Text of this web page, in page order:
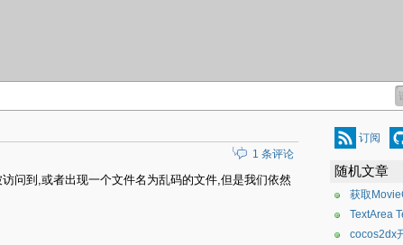
1 条评论
问到,或者出现一个文件名为乱码的文件,但是我们依然
订阅
随机文章
获取
TextArea
cocos2dx